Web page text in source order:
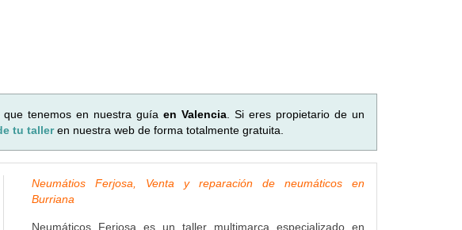
tenemos en nuestra guía en Valencia. Si eres propietario de un
tu talleren nuestra web de forma totalmente gratuita.
Neumátios Ferjosa, Venta y reparación de neumáticos en
Burriana
Neumáticos Ferjosa es un taller multimarca especializado en